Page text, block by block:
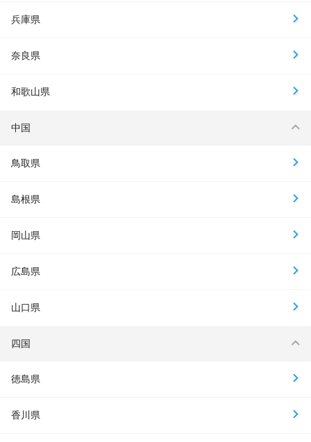
兵庫県
奈良県
和歌山県
中国
鳥取県
島根県
岡山県
広島県
山口県
四国
徳島県
香川県